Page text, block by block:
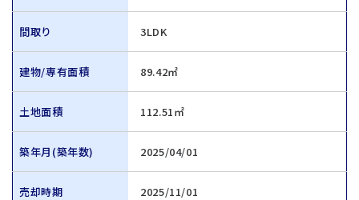
間取り 3LDK
建物/専有面積 89.42㎡
土地面積 112.51㎡
築年月(築年数) 2025/04/01
売却時期 2025/11/01